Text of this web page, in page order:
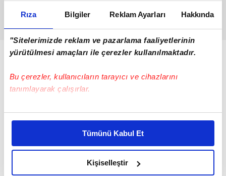
Rıza Bilgiler Reklam Ayarları Hakkında
"Sitelerimizde reklam ve pazarlama faaliyetlerinin
yürütülmesi amaçları ile çerezler kullanılmaktadır.
Bu çerezler, kullanıcıların tarayıcı ve cihazlarını
tanımlayarak çalışırlar.
Bu çerezlere izin vermeniz halinde sizlere özel
daha iyi reklam deneyimi yaşatabiliriz. Bunu yaparken
amacımızın size daha iyi bir reklam deneyimi sunmak
olduğunu ve sizlere en iyi içerikleri sunabilmek adına
elimizden gelen çabayı gösterdiğimizi ve bu noktada,
Tümünü Kabul Et
Kişiselleştir